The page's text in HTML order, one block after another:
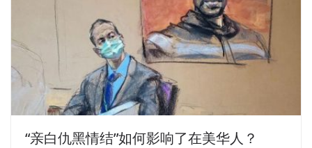
“亲白仇黑情结”如何影响了在美华人？